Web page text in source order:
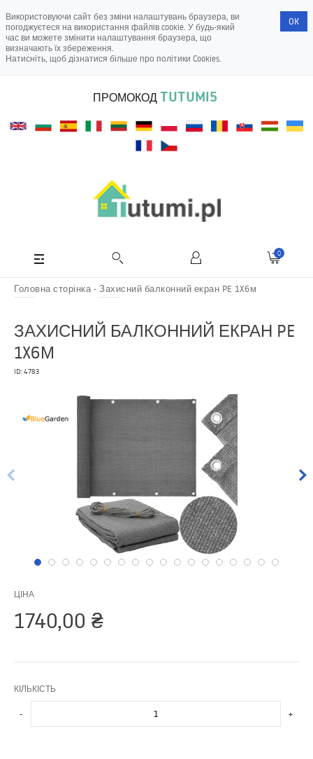
Використовуючи сайт без зміни налаштувань браузера, ви
погоджуєтеся на використання файлів cookie. У будь-який
час ви можете змінити налаштування браузера, що
визначають їх збереження.
Натисніть, щоб дізнатися більше про політики Cookies.
OK
ПРОМОКОД TUTUMI5
0
Головна сторінка Захисний балконний екран PE 1X6м
ЗАХИСНИЙ БАЛКОННИЙ ЕКРАН PE
1X6М
ID: 4783
ЦІНА
1740,00 ₴
КІЛЬКІСТЬ
- +